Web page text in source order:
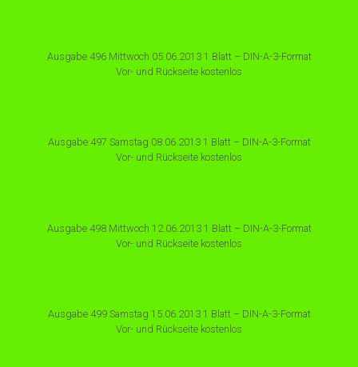
Ausgabe 496 Mittwoch 05.06.2013 1 Blatt – DIN-A-3-Format
Vor- und Rückseite kostenlos
Ausgabe 497 Samstag 08.06.2013 1 Blatt – DIN-A-3-Format
Vor- und Rückseite kostenlos
Ausgabe 498 Mittwoch 12.06.2013 1 Blatt – DIN-A-3-Format
Vor- und Rückseite kostenlos
Ausgabe 499 Samstag 15.06.2013 1 Blatt – DIN-A-3-Format
Vor- und Rückseite kostenlos